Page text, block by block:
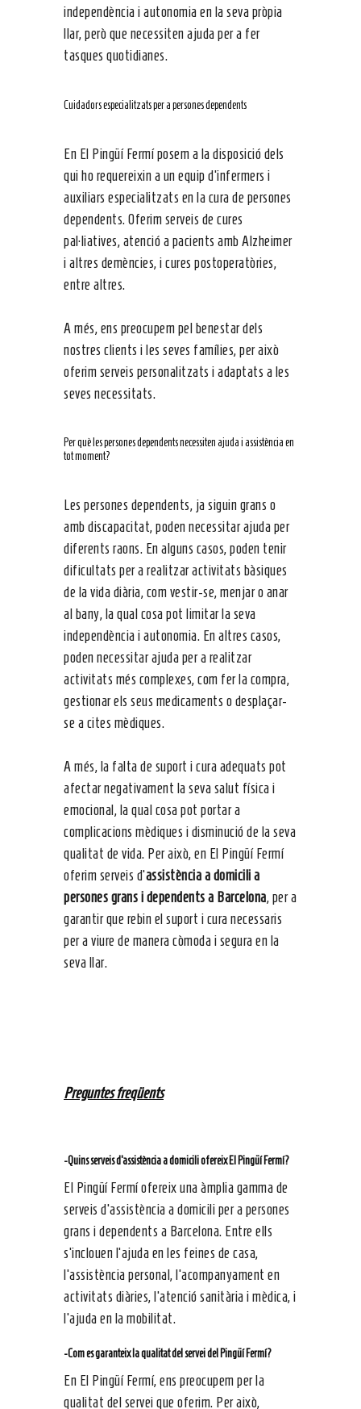
independència i autonomia en la seva pròpia
llar, però que necessiten ajuda per a fer
tasques quotidianes.
Cuidadors especialitzats per a persones dependents
En El Pingüí Fermí posem a la disposició dels
qui ho requereixin a un equip d’infermers i
auxiliars especialitzats en la cura de persones
dependents. Oferim serveis de cures
pal·liatives, atenció a pacients amb Alzheimer
i altres demències, i cures postoperatòries,
entre altres.
A més, ens preocupem pel benestar dels
nostres clients i les seves famílies, per això
oferim serveis personalitzats i adaptats a les
seves necessitats.
Per què les persones dependents necessiten ajuda i assistència en
tot moment?
Les persones dependents, ja siguin grans o
amb discapacitat, poden necessitar ajuda per
diferents raons. En alguns casos, poden tenir
dificultats per a realitzar activitats bàsiques
de la vida diària, com vestir-se, menjar o anar
al bany, la qual cosa pot limitar la seva
independència i autonomia. En altres casos,
poden necessitar ajuda per a realitzar
activitats més complexes, com fer la compra,
gestionar els seus medicaments o desplaçar-
se a cites mèdiques.
A més, la falta de suport i cura adequats pot
afectar negativament la seva salut física i
emocional, la qual cosa pot portar a
complicacions mèdiques i disminució de la seva
qualitat de vida. Per això, en El Pingüí Fermí
oferim serveis d’assistència a domicili a
persones grans i dependents a Barcelona, per a
garantir que rebin el suport i cura necessaris
per a viure de manera còmoda i segura en la
seva llar.
Preguntes freqüents
-Quins serveis d’assistència a domicili ofereix El Pingüí Fermí?
El Pingüí Fermí ofereix una àmplia gamma de
serveis d’assistència a domicili per a persones
grans i dependents a Barcelona. Entre ells
s’inclouen l’ajuda en les feines de casa,
l’assistència personal, l’acompanyament en
activitats diàries, l’atenció sanitària i mèdica, i
l’ajuda en la mobilitat.
-Com es garanteix la qualitat del servei del Pingüí Fermí?
En El Pingüí Fermí, ens preocupem per la
qualitat del servei que oferim. Per això,